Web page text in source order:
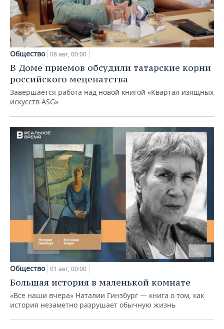
Общество 08 авг, 00:00
В Доме приемов обсудили татарские корни
российского меценатства
Завершается работа над новой книгой «Квартал изящных
искусств ASG»
Общество 01 авг, 00:00
Большая история в маленькой комнате
«Все наши вчера» Наталии Гинзбург — книга о том, как
история незаметно разрушает обычную жизнь